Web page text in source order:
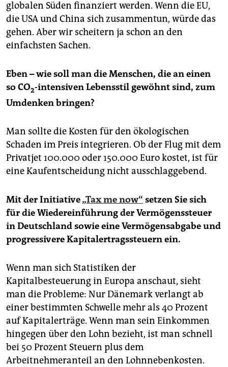
globalen Süden finanziert werden. Wenn die EU,
die USA und China sich zusammentun, würde das
gehen. Aber wir scheitern ja schon an den
einfachsten Sachen.
Eben – wie soll man die Menschen, die an einen
so CO2-intensiven Lebensstil gewöhnt sind, zum
Umdenken bringen?
Man sollte die Kosten für den ökologischen
Schaden im Preis integrieren. Ob der Flug mit dem
Privatjet 100.000 oder 150.000 Euro kostet, ist für
eine Kaufentscheidung nicht ausschlaggebend.
Mit der Initiative„Tax me now“ setzen Sie sich
für die Wiedereinführung der Vermögenssteuer
in Deutschland sowie eine Vermögensabgabe und
progressivere Kapitalertragssteuern ein.
Wenn man sich Statistiken der
Kapitalbesteuerung in Europa anschaut, sieht
man die Probleme: Nur Dänemark verlangt ab
einer bestimmten Schwelle mehr als 40 Prozent
auf Kapitalerträge. Wenn man sein Einkommen
hingegen über den Lohn bezieht, ist man schnell
bei 50 Prozent Steuern plus dem
Arbeitnehmeranteil an den Lohnnebenkosten.